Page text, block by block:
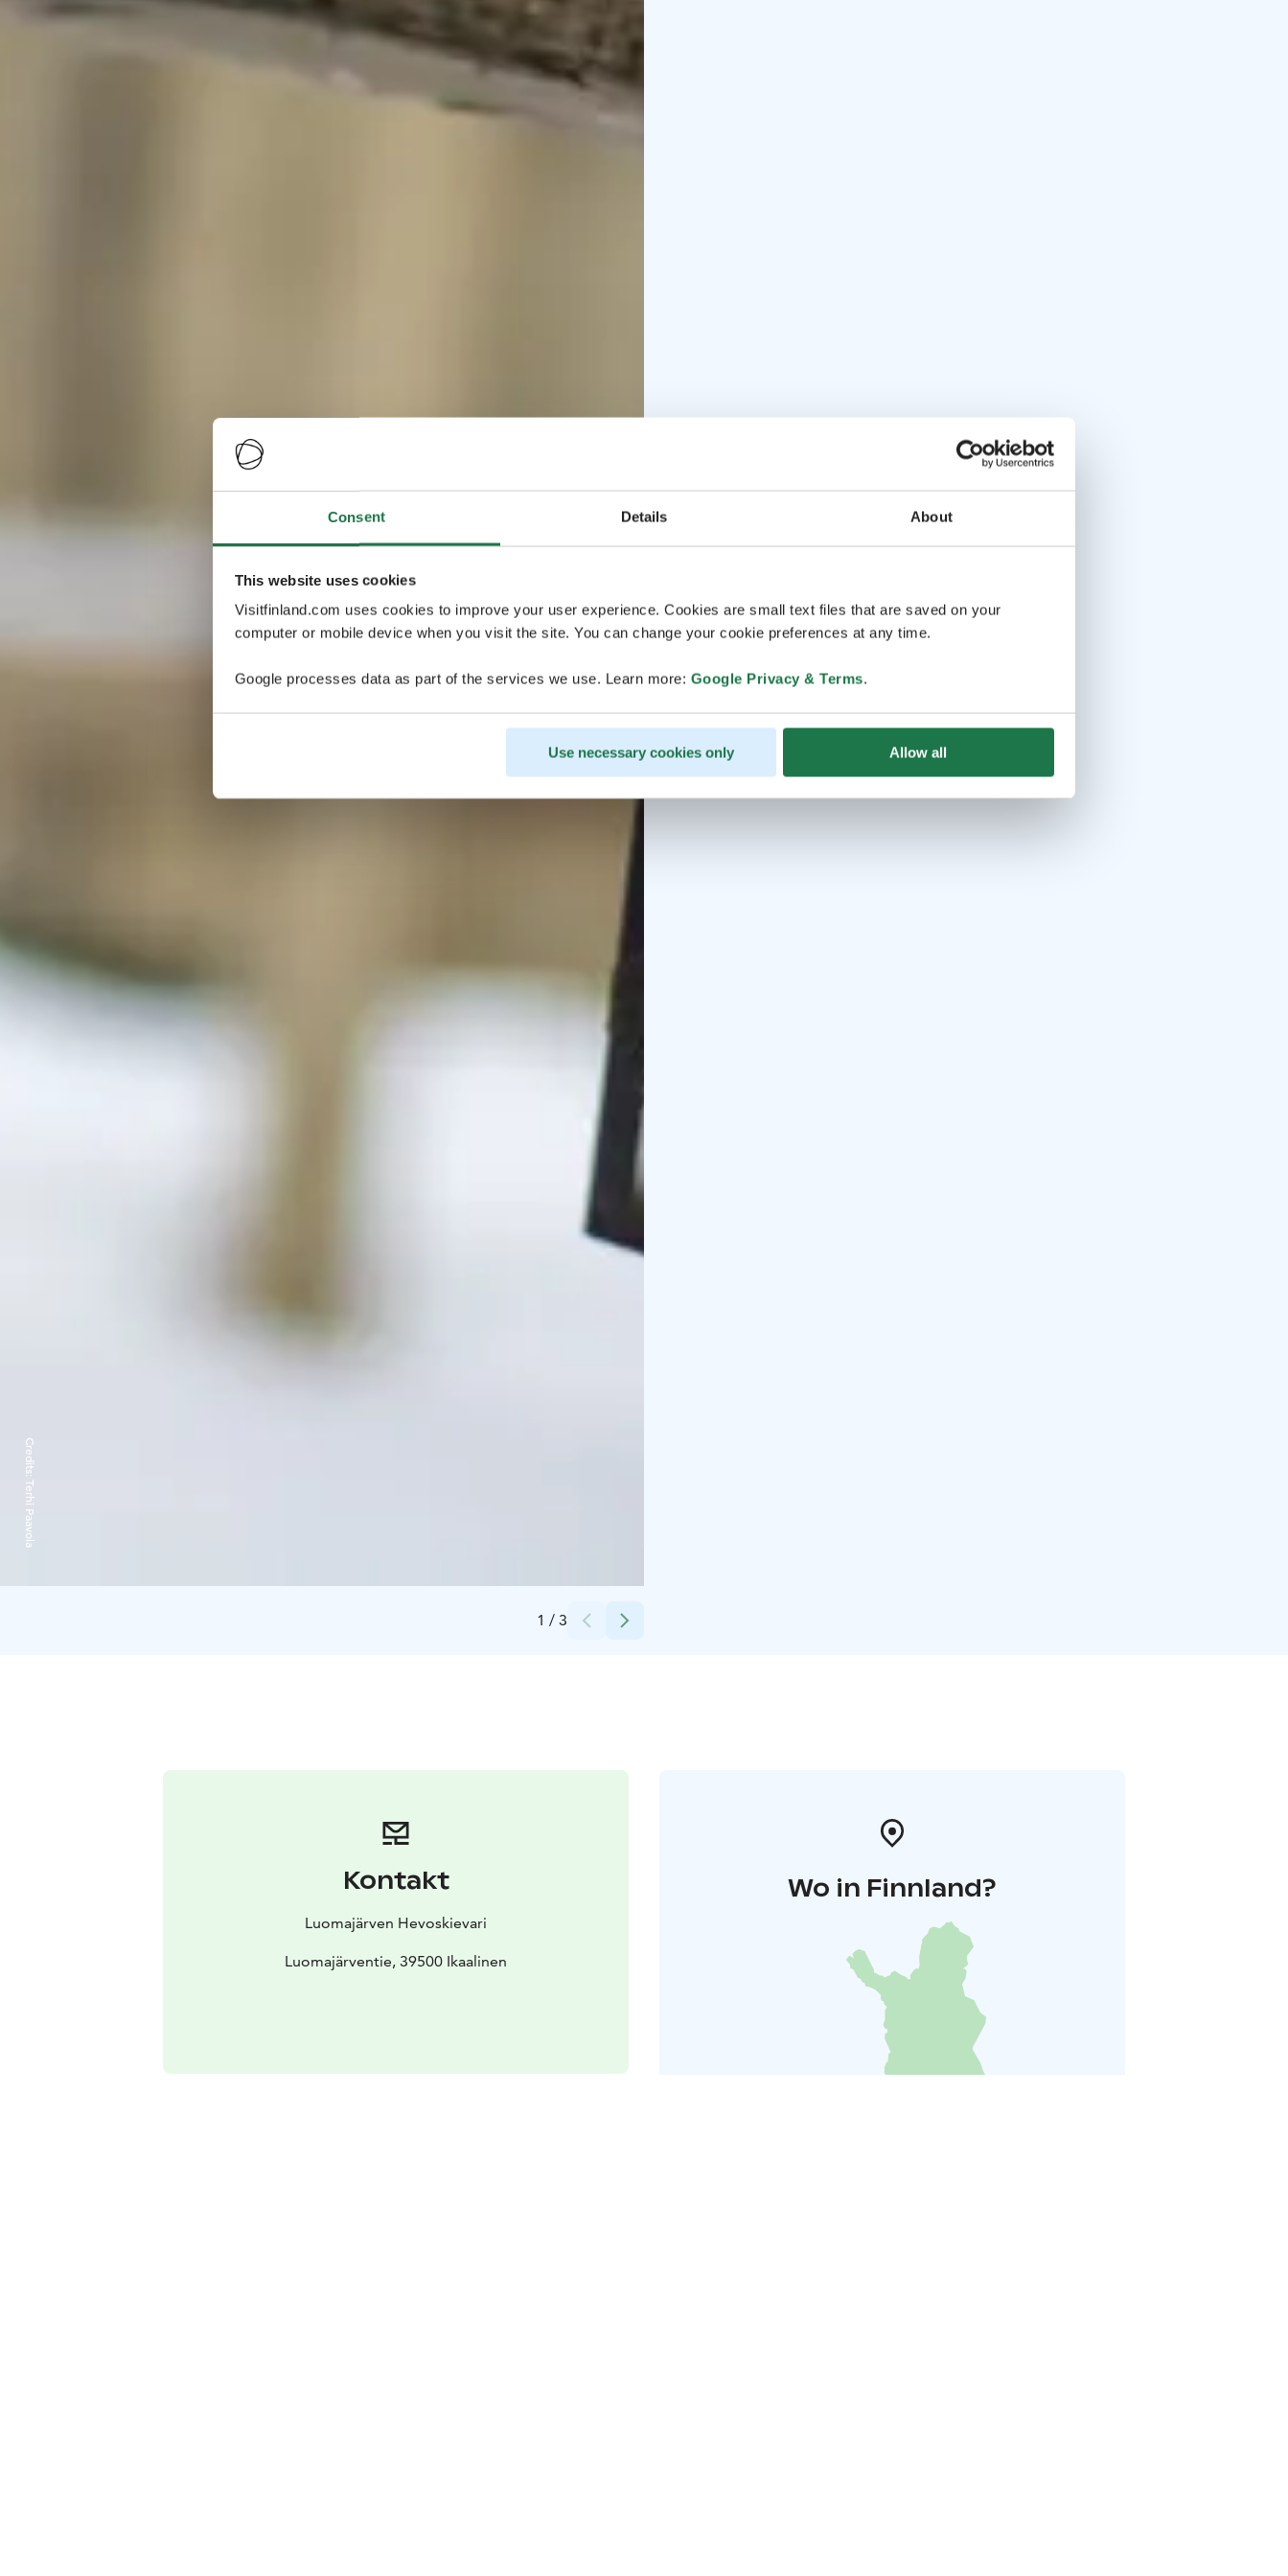
Consent Details About
This website uses cookies
Visitfinland.com uses cookies to improve your user experience. Cookies are small text files that are saved on your
computer or mobile device when you visit the site. You can change your cookie preferences at any time.
Google processes data as part of the services we use. Learn more: Google Privacy & Terms.
Use necessary cookies only Allow all
1 / 3
Credits:
Terhi Paavola
Kontakt
Luomajärven Hevoskievari
Luomajärventie, 39500 Ikaalinen
Wo in Finnland?